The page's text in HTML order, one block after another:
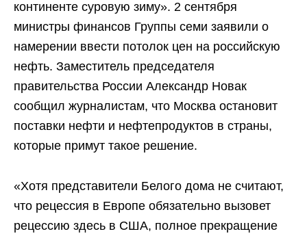
континенте суровую зиму». 2 сентября
министры финансов Группы семи заявили о
намерении ввести потолок цен на российскую
нефть. Заместитель председателя
правительства России Александр Новак
сообщил журналистам, что Москва остановит
поставки нефти и нефтепродуктов в страны,
которые примут такое решение.
«Хотя представители Белого дома не считают,
что рецессия в Европе обязательно вызовет
рецессию здесь в США, полное прекращение